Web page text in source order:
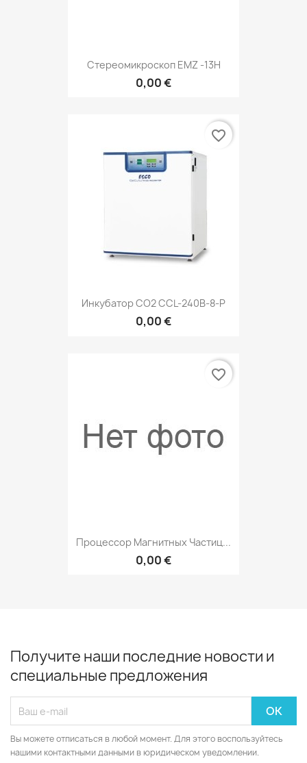
Стереомикроскоп EMZ -13H
0,00 €
Инкубатор СО2 CCL-240B-8-P
0,00 €
favorite_border
Процессор Магнитных Частиц...
0,00 €
favorite_border
Получите наши последние новости и
специальные предложения
Вы можете отписаться в любой момент. Для этого воспользуйтесь
нашими контактными данными в юридическом уведомлении.